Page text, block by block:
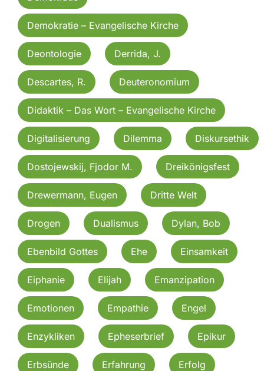
Demokratie – Evangelische Kirche
Deontologie Derrida, J.
Descartes, R. Deuteronomium
Didaktik – Das Wort – Evangelische Kirche
Digitalisierung Dilemma Diskursethik
Dostojewskij, Fjodor M. Dreikönigsfest
Drewermann, Eugen Dritte Welt
Drogen Dualismus Dylan, Bob
Ebenbild Gottes Ehe Einsamkeit
Eiphanie Elijah Emanzipation
Emotionen Empathie Engel
Enzykliken Epheserbrief Epikur
Erbsünde Erfahrung Erfolg